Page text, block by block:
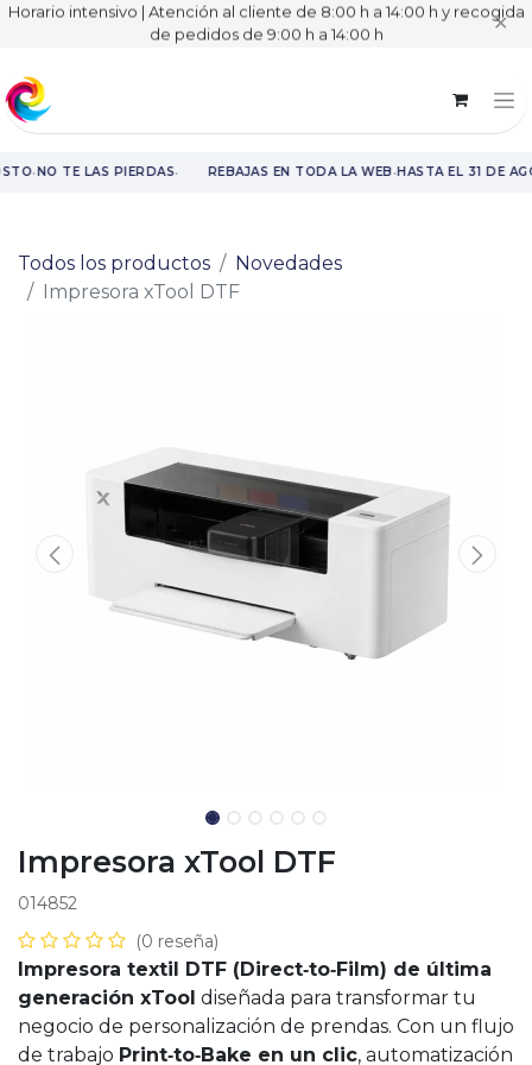
Horario intensivo | Atención al cliente de 8:00 h a 14:00 h y recogida
de pedidos de 9:00 h a 14:00 h
✕
·NO TE LAS PIERDAS· REBAJAS EN TODA LA WEB·HASTA EL 31 DE
Todos los productos
Novedades
Impresora xTool DTF
Impresora xTool DTF
014852
(0 reseña)
Impresora textil DTF (Direct‑to‑Film) de última
generación xTool diseñada para transformar tu
negocio de personalización de prendas. Con un flujo
de trabajo Print‑to‑Bake en un clic, automatización